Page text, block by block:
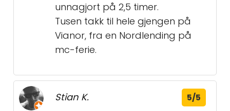
unnagjort på 2,5 timer.
Tusen takk til hele gjengen på
Vianor, fra en Nordlending på
mc-ferie.
Stian K. 5/5